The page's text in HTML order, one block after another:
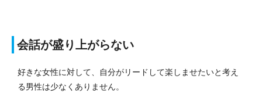
会話が盛り上がらない
好きな女性に対して、自分がリードして楽しませたいと考え
る男性は少なくありません。